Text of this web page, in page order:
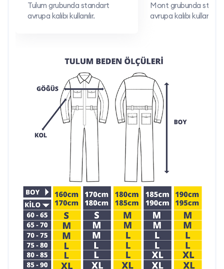
Tulum grubunda standart
avrupa kalıbı kullanılır.
Mont grubunda
avrupa kalıbı kullanılır.